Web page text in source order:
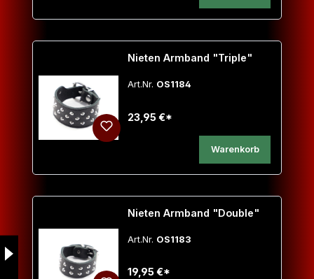
Nieten Armband "Triple"
Art.Nr. OS1184
23,95 €*
Warenkorb
Nieten Armband "Double"
Art.Nr. OS1183
19,95 €*